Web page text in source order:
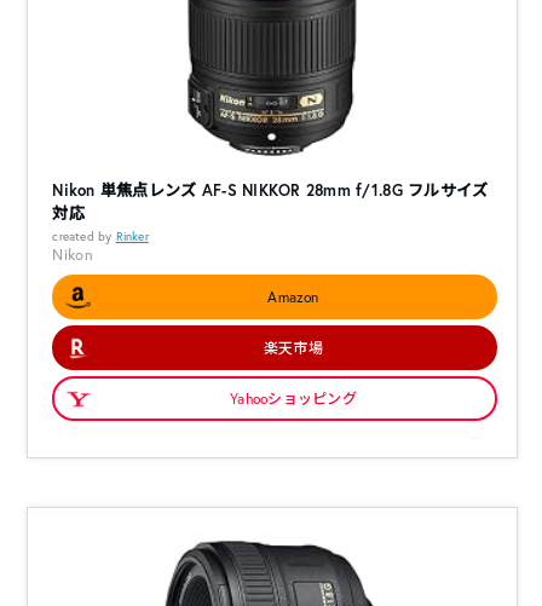
Nikon 単焦点レンズ AF-S NIKKOR 28mm f/1.8G フルサイズ
対応
created by Rinker
Nikon
Amazon
楽天市場
Yahooショッピング